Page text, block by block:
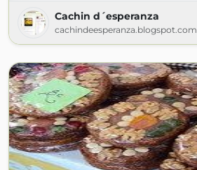
Cachin d´esperanza
cachindeesperanza.blogspot.com